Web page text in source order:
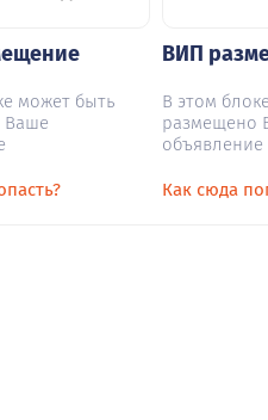
может быть
Ваше
ВИП
В этом
размещено
объявление
Как сюда